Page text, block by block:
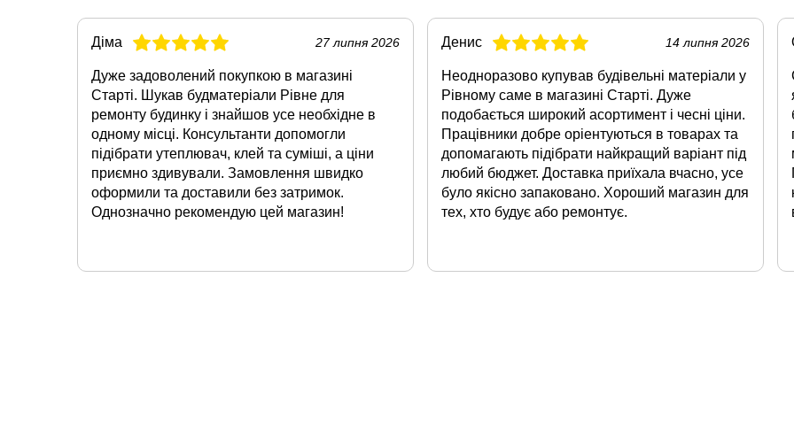
Діма 27 липня 2026
Дуже задоволений покупкою в магазині
Старті. Шукав будматеріали Рівне для
ремонту будинку і знайшов усе необхідне в
одному місці. Консультанти допомогли
підібрати утеплювач, клей та суміші, а ціни
приємно здивували. Замовлення швидко
оформили та доставили без затримок.
Однозначно рекомендую цей магазин!
Денис 14 липня 2026
Неодноразово купував будівельні матеріали у
Рівному саме в магазині Старті. Дуже
подобається широкий асортимент і чесні ціни.
Працівники добре оріентуються в товарах та
допомагають підібрати найкращий варіант під
любий бюджет. Доставка приїхала вчасно, усе
було якісно запаковано. Хороший магазин для
тех, хто будує або ремонтує.